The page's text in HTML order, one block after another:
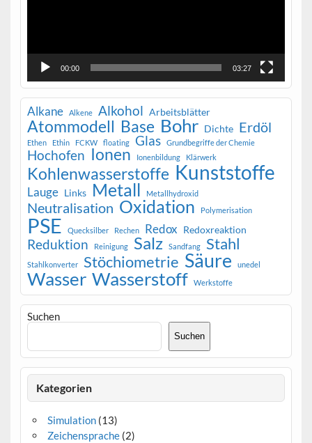
00:00 03:27
Alkane Alkene Alkohol Arbeitsblätter
Atommodell Base Bohr Dichte Erdöl
Ethen Ethin FCKW floating Glas Grundbegriffe der Chemie
Hochofen Ionen Ionenbildung Klärwerk
Kohlenwasserstoffe Kunststoffe
Lauge Links Metall Metallhydroxid
Neutralisation Oxidation Polymerisation
PSE Quecksilber Rechen Redox Redoxreaktion
Reduktion Reinigung Salz Sandfang Stahl
Stahlkonverter Stöchiometrie Säure unedel
Wasser Wasserstoff Werkstoffe
Suchen
Suchen
Kategorien
Simulation(13)
Zeichensprache(2)